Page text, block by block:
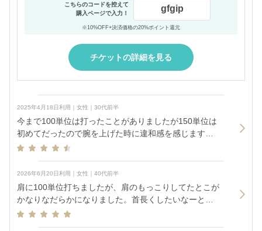
こちらのコードを控えて
購入ページで入力！
gfgip
※10%OFF+決済価格の20%ポイント還元
チケットの詳細を見る
2025年4月18日利用｜女性｜30代前半
今まで100単位は打ったことがありましたが150単位は
初めてだったので腕を上げた時に違和感を感じます。
その分効いているのかな？とは思いますが、一部まだ
2026年6月20日利用｜女性｜40代前半
肩に100単位打ちましたが、肩のもっこりしてたとこが
かなりなだらかになりました。首長くしたいなーとい
う目的でしたが、長さ自体は特に変わらず。これから